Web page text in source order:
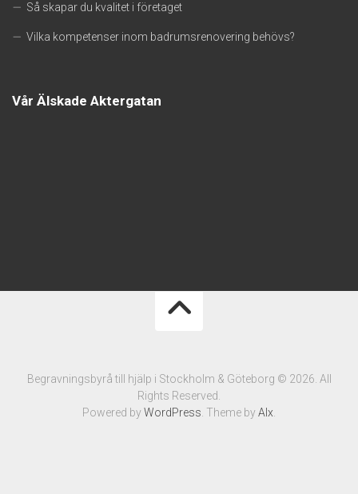
Så skapar du kvalitet i företaget
Vilka kompetenser inom badrumsrenovering behövs?
Vår Älskade Aktergatan
Begravningsbyrå till hjälp i Stockholm & Göteborg © 2026. All
Rights Reserved.
Powered byWordPress . Theme byAlx